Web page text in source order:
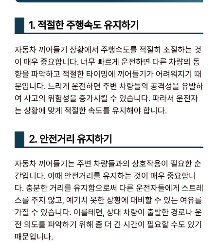
1. 적절한 주행속도 유지하기
자동차 끼어들기 상황에서 주행속도를 적절히 조절하는 것
이 매우 중요합니다. 너무 빠르게 운전하면 다른 차량의 동
향을 파악하고 적절한 타이밍에 끼어들기가 어려워지기 때
문입니다. 느리게 운전하면 주변 차량들의 공격성을 유발하
여 사고의 위험성을 증가시킬 수 있습니다. 따라서 운전자
는 상황에 맞게 적절한 속도를 유지해야 합니다.
2. 안전거리 유지하기
자동차 끼어들기는 주변 차량들과의 상호작용이 필요한 순
간입니다. 이때 안전거리를 유지하는 것이 매우 중요합니
다. 충분한 거리를 유지함으로써 다른 운전자들에게 스트레
스를 주지 않고, 예기치 못한 상황에 대비할 수 있는 여유를
가질 수 있습니다. 이를테면, 상대 차량이 출발한 경로나 운
전 의도를 파악하기 위해 좀 더 긴 시간이 필요할 수도 있기
때문입니다.